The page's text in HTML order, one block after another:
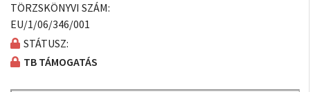
TÖRZSKÖNYVI SZÁM:
EU/1/06/346/001
STÁTUSZ:
TB TÁMOGATÁS